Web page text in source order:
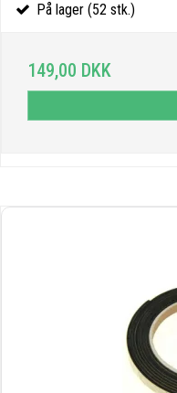
På lager (52 stk.)
149,00 DKK